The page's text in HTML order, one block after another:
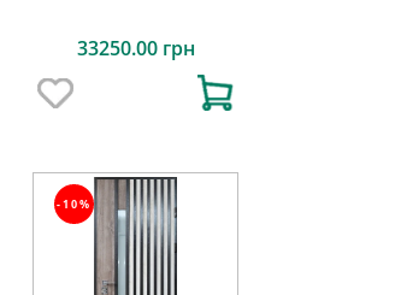
33250.00 грн
-10%